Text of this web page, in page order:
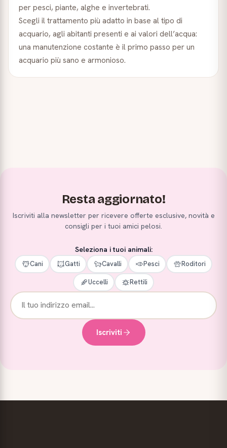
per pesci, piante, alghe e invertebrati.
Scegli il trattamento più adatto in base al tipo di
acquario, agli abitanti presenti e ai valori dell’acqua:
una manutenzione costante è il primo passo per un
acquario più sano e armonioso.
Resta aggiornato!
Iscriviti alla newsletter per ricevere offerte esclusive, novità e
consigli per i tuoi amici pelosi.
Seleziona i tuoi animali:
Cani Gatti Cavalli Pesci Roditori
Uccelli Rettili
Iscriviti